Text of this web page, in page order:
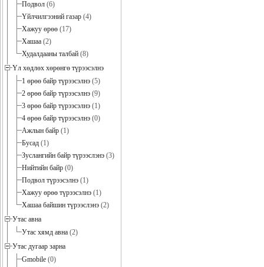
Подвол (6)
Үйлчилгээний газар (4)
Хажуу өрөө (17)
Хашаа (2)
Худалдааны талбай (8)
Үл хөдлөх хөрөнгө түрээсэлнэ
1 өрөө байр түрээсэлнэ (5)
2 өрөө байр түрээсэлнэ (9)
3 өрөө байр түрээсэлнэ (1)
4 өрөө байр түрээсэлнэ (0)
Ажлын байр (1)
Бусад (1)
Зуслангийн байр түрээслэнэ (3)
Нийтийн байр (0)
Подвол түрээсэлнэ (1)
Хажуу өрөө түрээсэлнэ (1)
Хашаа байшин түрээслэнэ (2)
Утас авна
Утас хямд авна (2)
Утас дугаар зарна
Gmobile (0)